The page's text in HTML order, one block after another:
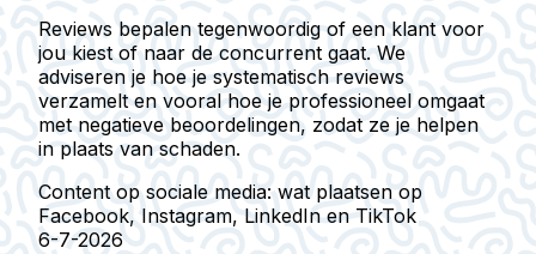
Reviews bepalen tegenwoordig of een klant voor
jou kiest of naar de concurrent gaat. We
adviseren je hoe je systematisch reviews
verzamelt en vooral hoe je professioneel omgaat
met negatieve beoordelingen, zodat ze je helpen
in plaats van schaden.
Content op sociale media: wat plaatsen op
Facebook, Instagram, LinkedIn en TikTok
6-7-2026